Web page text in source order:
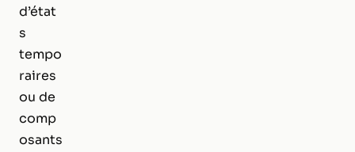
d’état
s
tempo
raires
ou de
comp
osants